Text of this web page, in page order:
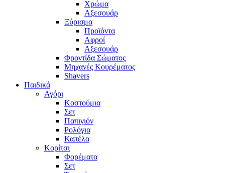
Χρώμα
Αξεσουάρ
Ξύρισμα
Προϊόντα
Αφροί
Αξεσουάρ
Φροντίδα Σώματος
Μηχανές Κουρέματος
Shavers
Παιδικά
Αγόρι
Κοστούμια
Σετ
Παπιγιόν
Ρολόγια
Καπέλα
Κορίτσι
Φορέματα
Σετ